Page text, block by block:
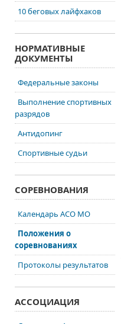
10 беговых лайфхаков
НОРМАТИВНЫЕ
ДОКУМЕНТЫ
Федеральные законы
Выполнение спортивных
разрядов
Антидопинг
Спортивные судьи
СОРЕВНОВАНИЯ
Календарь АСО МО
Положения о
соревнованиях
Протоколы результатов
АССОЦИАЦИЯ